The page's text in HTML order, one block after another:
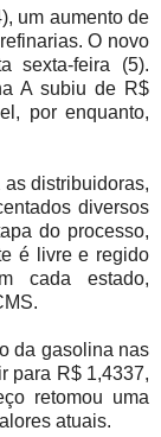
um aumento de
O novo
sexta-feira (5).
A subiu de R$
por enquanto,
distribuidoras,
diversos
do processo,
é livre e regido
cada estado,
da gasolina nas
para R$ 1,4337,
retomou uma
atuais.